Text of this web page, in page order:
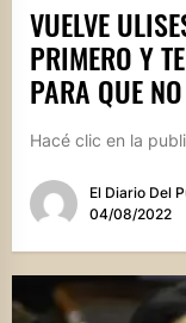
VUELVE
PRIMERO Y
PARA QUE
Hacé clic en la
El Diario Del
04/08/2022